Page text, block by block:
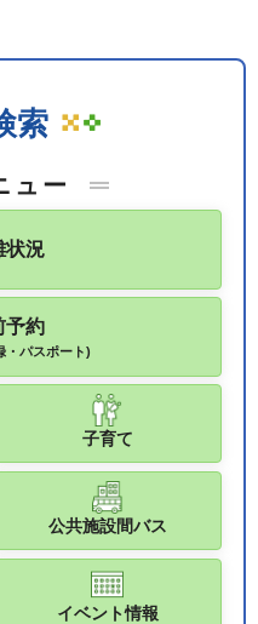
索
ュー
状況
予約
・パスポート)
子育て
公共施設間バス
イベント情報